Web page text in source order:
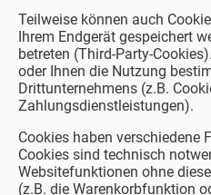
Teilweise können auch
Ihrem Endgerät gespeichert
betreten (Third-Party-
oder Ihnen die Nutzung
Drittunternehmens (z.B.
Zahlungsdienstleistungen).
Cookies haben verschiedene
Cookies sind technisch
Websitefunktionen ohne
(z.B. die Warenkorbfunktion